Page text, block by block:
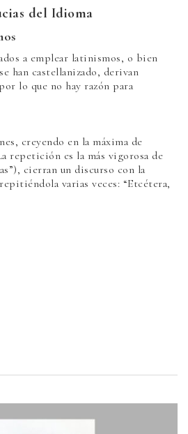
del Idioma
a emplear latinismos, o bien
han castellanizado, derivan
lo que no hay razón para
creyendo en la máxima de
repetición es la más vigorosa de
cierran un discurso con la
varias veces: “Etcétera,